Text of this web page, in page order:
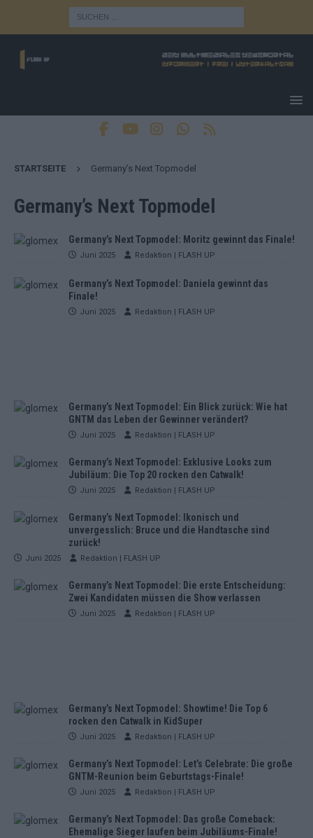
STARTSEITE Germany’s Next Topmodel
Germany’s Next Topmodel
Germany’s Next Topmodel: Moritz gewinnt das Finale!
Juni 2025 Redaktion | FLASH UP
Germany’s Next Topmodel: Daniela gewinnt das
Finale!
Juni 2025 Redaktion | FLASH UP
Germany’s Next Topmodel: Ein Blick zurück: Wie hat
GNTM das Leben der Gewinner verändert?
Juni 2025 Redaktion | FLASH UP
Germany’s Next Topmodel: Exklusive Looks zum
Jubiläum: Die Top 20 rocken den Catwalk!
Juni 2025 Redaktion | FLASH UP
Germany’s Next Topmodel: Ikonisch und
unvergesslich: Bruce und die Handtasche sind
zurück!
Juni 2025 Redaktion | FLASH UP
Germany’s Next Topmodel: Die erste Entscheidung:
Zwei Kandidaten müssen die Show verlassen
Juni 2025 Redaktion | FLASH UP
Germany’s Next Topmodel: Showtime! Die Top 6
rocken den Catwalk in KidSuper
Juni 2025 Redaktion | FLASH UP
Germany’s Next Topmodel: Let’s Celebrate: Die große
GNTM-Reunion beim Geburtstags-Finale!
Juni 2025 Redaktion | FLASH UP
Germany’s Next Topmodel: Das große Comeback:
Ehemalige Sieger laufen beim Jubiläums-Finale!